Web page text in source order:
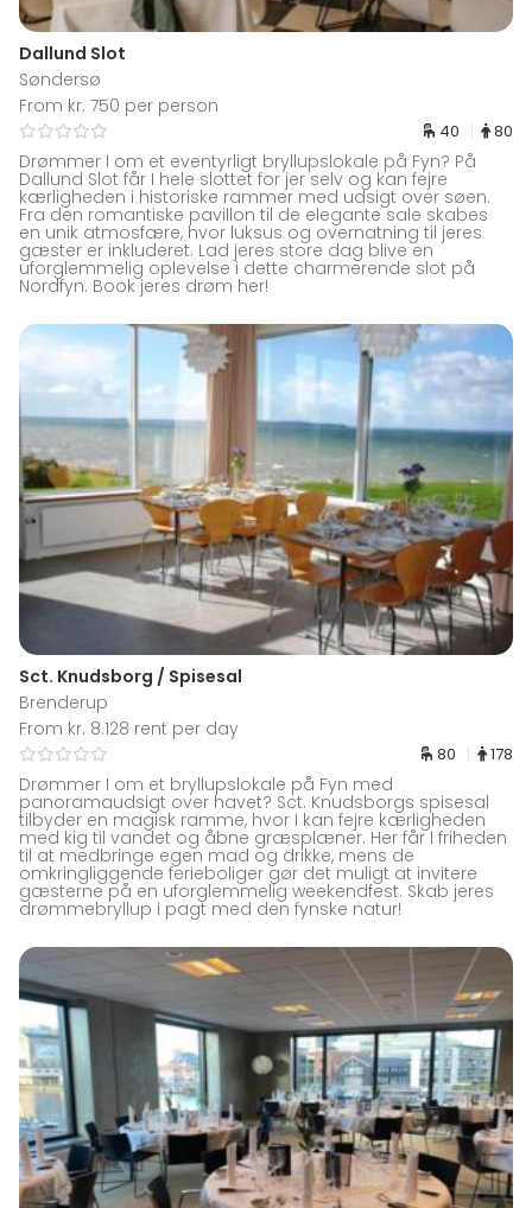
Dallund Slot
Søndersø
From kr. 750 per person
40 80
Drømmer I om et eventyrligt bryllupslokale på Fyn? På
Dallund Slot får I hele slottet for jer selv og kan fejre
kærligheden i historiske rammer med udsigt over søen.
Fra den romantiske pavillon til de elegante sale skabes
en unik atmosfære, hvor luksus og overnatning til jeres
gæster er inkluderet. Lad jeres store dag blive en
uforglemmelig oplevelse i dette charmerende slot på
Nordfyn. Book jeres drøm her!
Sct. Knudsborg / Spisesal
Brenderup
From kr. 8.128 rent per day
80 178
Drømmer I om et bryllupslokale på Fyn med
panoramaudsigt over havet? Sct. Knudsborgs spisesal
tilbyder en magisk ramme, hvor I kan fejre kærligheden
med kig til vandet og åbne græsplæner. Her får I friheden
til at medbringe egen mad og drikke, mens de
omkringliggende ferieboliger gør det muligt at invitere
gæsterne på en uforglemmelig weekendfest. Skab jeres
drømmebryllup i pagt med den fynske natur!